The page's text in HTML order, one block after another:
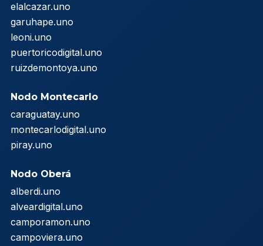
elalcazar.uno
garuhape.uno
leoni.uno
puertoricodigital.uno
ruizdemontoya.uno
Nodo Montecarlo
caraguatay.uno
montecarlodigital.uno
piray.uno
Nodo Oberá
alberdi.uno
alveardigital.uno
camporamon.uno
campoviera.uno